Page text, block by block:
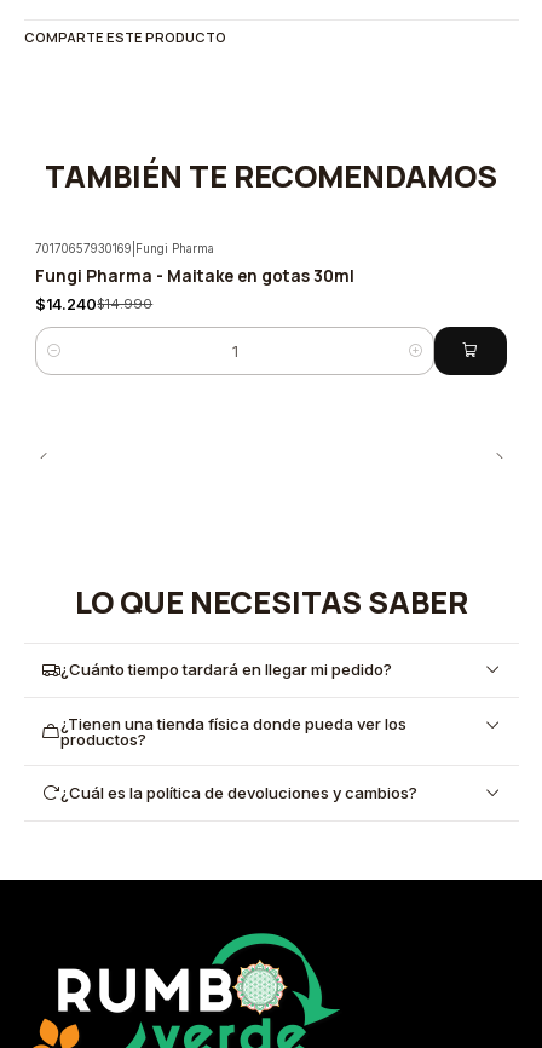
COMPARTE ESTE PRODUCTO
TAMBIÉN TE RECOMENDAMOS
-5%
70170657930169 Fungi Pharma
Fungi Pharma - Maitake en gotas 30ml
$14.240$14.990
Cantidad
LO QUE NECESITAS SABER
¿Cuánto tiempo tardará en llegar mi pedido?
¿Tienen una tienda física donde pueda ver los
productos?
¿Cuál es la política de devoluciones y cambios?